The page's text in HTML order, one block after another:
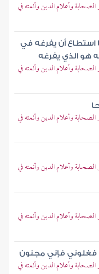
وأعلام الدين وأئمته في
استطاع أن يفرغه في
هو الذي يفرغه
وأعلام الدين وأئمته في
وأعلام الدين وأئمته في
وأعلام الدين وأئمته في
وأعلام الدين وأئمته في
فغلوني فإني مجنون
وأعلام الدين وأئمته في